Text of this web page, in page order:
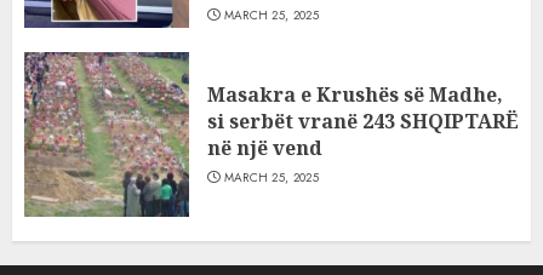
MARCH 25, 2025
Masakra e Krushës së Madhe,
si serbët vranë 243 SHQIPTARË
në një vend
MARCH 25, 2025